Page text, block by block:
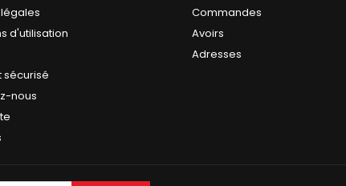
d'utilisation
sécurisé
nous
Commandes
Avoirs
Adresses